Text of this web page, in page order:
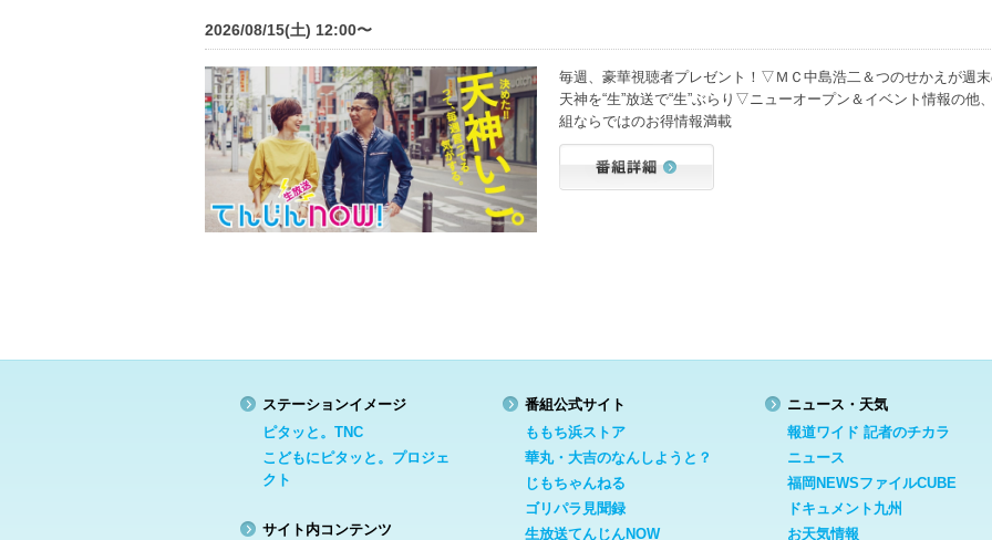
2026/08/15(土) 12:00〜
毎週、豪華視聴者プレゼント！▽ＭＣ中島浩二＆つのせかえが週
天神を“生”放送で“生”ぶらり▽ニューオープン＆イベント情報の他
組ならではのお得情報満載
ステーションイメージ
ピタッと。TNC
こどもにピタッと。プロジェ
クト
サイト内コンテンツ
番組公式サイト
ももち浜ストア
華丸・大吉のなんしようと？
じもちゃんねる
ゴリパラ見聞録
生放送てんじんNOW
ニュース・天気
報道ワイド 記者のチカラ
ニュース
福岡NEWSファイルCUBE
ドキュメント九州
お天気情報